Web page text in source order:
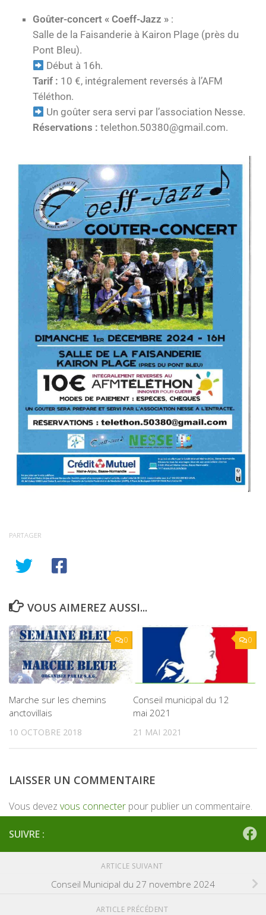
Goûter-concert « Coeff-Jazz » :
Salle de la Faisanderie à Kairon Plage (près du
Pont Bleu).
Début à 16h.
Tarif : 10 €, intégralement reversés à l’AFM
Téléthon.
Un goûter sera servi par l’association Nesse.
Réservations : telethon.50380@gmail.com.
PARTAGER
VOUS AIMEREZ AUSSI...
0
Marche sur les chemins
anctovillais
10 OCTOBRE 2018
0
Conseil municipal du 12
mai 2021
21 MAI 2021
LAISSER UN COMMENTAIRE
Vous devez vous connecter pour publier un commentaire.
SUIVRE :
ARTICLE SUIVANT
Conseil Municipal du 27 novembre 2024
ARTICLE PRÉCÉDENT